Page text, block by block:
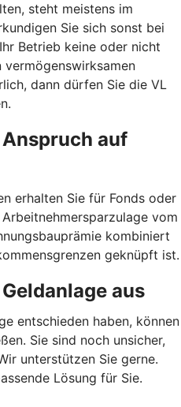
steht meistens im
Sie sich sonst bei
Betrieb keine oder nicht
dann dürfen Sie die VL
auf
erhalten Sie für Fonds oder
vom
kombiniert
geknüpft ist.
aus
entschieden haben, können
Sie sind noch unsicher,
unterstützen Sie gerne.
Lösung für Sie.